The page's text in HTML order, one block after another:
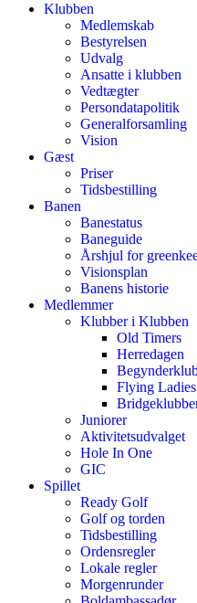
Klubben
Medlemskab
Bestyrelsen
Udvalg
Ansatte i klubben
Vedtægter
Persondatapolitik
Generalforsamling
Vision
Gæst
Priser
Tidsbestilling
Banen
Banestatus
Baneguide
Årshjul for
Visionsplan
Banens historie
Medlemmer
Klubber i Klubben
Old Timers
Herredagen
Flying Ladies
Juniorer
Aktivitetsudvalget
Hole In One
GIC
Spillet
Ready Golf
Golf og torden
Tidsbestilling
Ordensregler
Lokale regler
Morgenrunder